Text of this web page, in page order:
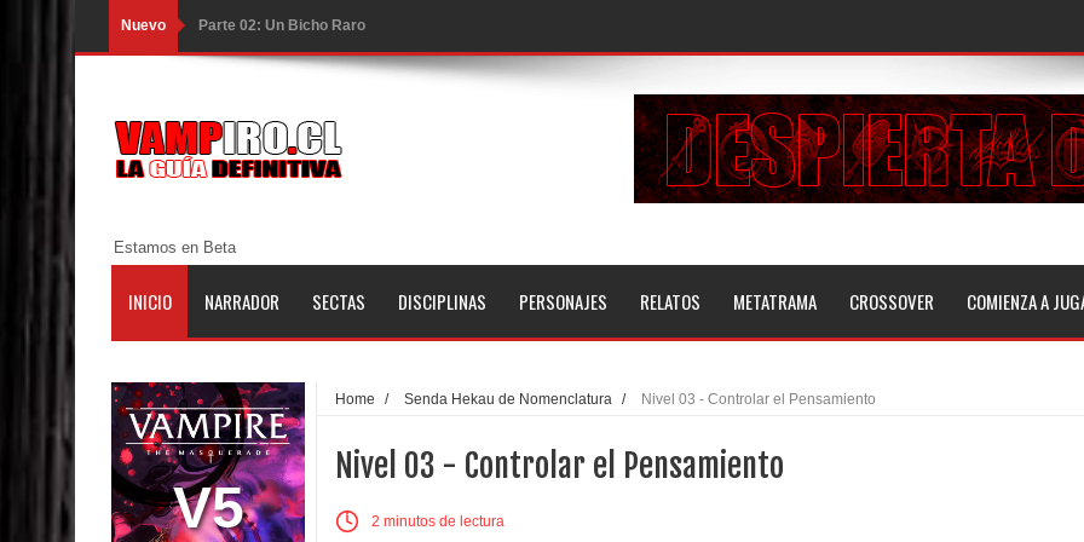
Nuevo Parte 02: Un Bicho Raro
Parte 01: Una Misión de Locos
Parte 03: Forastero en Tierra Muerta
Parte 10: El Secreto
Parte 06: El Trato con los Muertos
Parte 05: Sitiados
Parte 04: Se Descubre el Pastel
Parte 03: Una Piraña en el Bidé
Estamos en Beta
INICIO NARRADOR SECTAS DISCIPLINAS PERSONAJES RELATOS METATRAMA CROSSOVER COMIENZA A
V5
Home / Senda Hekau de Nomenclatura / Nivel 03 - Controlar el Pensamiento
Nivel 03 - Controlar el Pensamiento
2 minutos de lectura